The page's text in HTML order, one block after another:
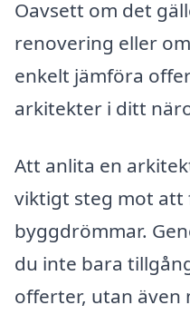
Oavsett om det
renovering eller
enkelt jämföra
arkitekter i ditt
Att anlita en
viktigt steg mot att
byggdrömmar.
du inte bara
offerter, utan även